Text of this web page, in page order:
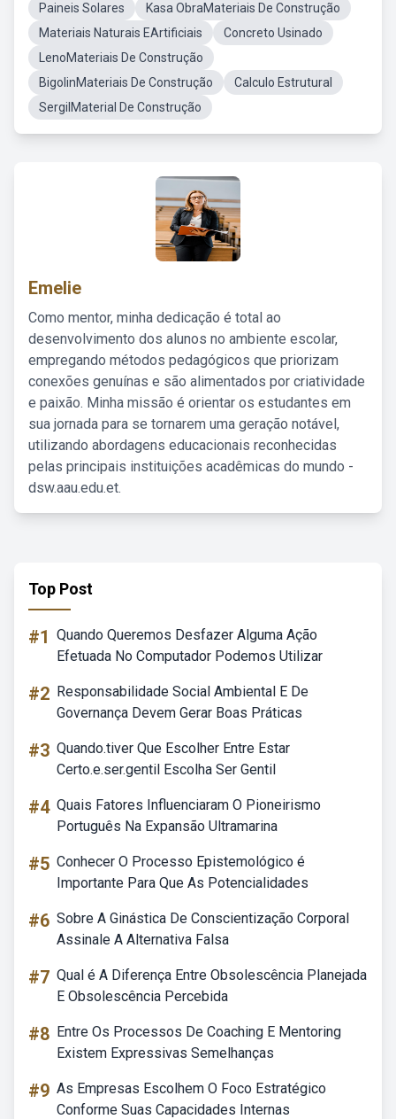
Paineis Solares
Kasa ObraMateriais De Construção
Materiais Naturais EArtificiais
Concreto Usinado
LenoMateriais De Construção
BigolinMateriais De Construção
Calculo Estrutural
SergilMaterial De Construção
Emelie
Como mentor, minha dedicação é total ao
desenvolvimento dos alunos no ambiente escolar,
empregando métodos pedagógicos que priorizam
conexões genuínas e são alimentados por criatividade
e paixão. Minha missão é orientar os estudantes em
sua jornada para se tornarem uma geração notável,
utilizando abordagens educacionais reconhecidas
pelas principais instituições acadêmicas do mundo -
dsw.aau.edu.et.
Top Post
#1 Quando Queremos Desfazer Alguma Ação
Efetuada No Computador Podemos Utilizar
#2 Responsabilidade Social Ambiental E De
Governança Devem Gerar Boas Práticas
#3 Quando.tiver Que Escolher Entre Estar
Certo.e.ser.gentil Escolha Ser Gentil
#4 Quais Fatores Influenciaram O Pioneirismo
Português Na Expansão Ultramarina
#5 Conhecer O Processo Epistemológico é
Importante Para Que As Potencialidades
#6 Sobre A Ginástica De Conscientização Corporal
Assinale A Alternativa Falsa
#7 Qual é A Diferença Entre Obsolescência Planejada
E Obsolescência Percebida
#8 Entre Os Processos De Coaching E Mentoring
Existem Expressivas Semelhanças
#9 As Empresas Escolhem O Foco Estratégico
Conforme Suas Capacidades Internas